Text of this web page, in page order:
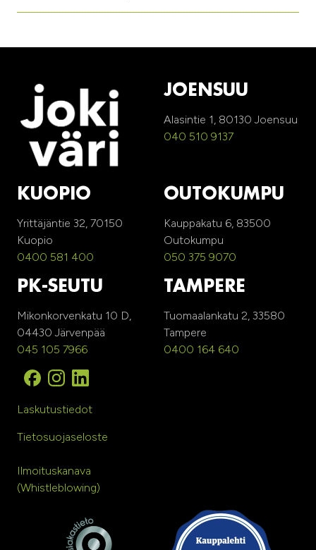
JOENSUU
Alasintie 1, 80130 Joensuu
040 510 9137
KUOPIO
Yrittäjäntie 32, 70150
Kuopio
0400 581 400
OUTOKUMPU
Kauppakatu 6, 83500
Outokumpu
050 375 9070
PK-SEUTU
Mikonkorvenkatu 10 D,
04430 Järvenpää
045 105 7966
TAMPERE
Tuomaalankatu 2, 33580
Tampere
0400 164 640
Laskutustiedot
Tietosuojaseloste
Ilmoituskanava
(Whistleblowing)